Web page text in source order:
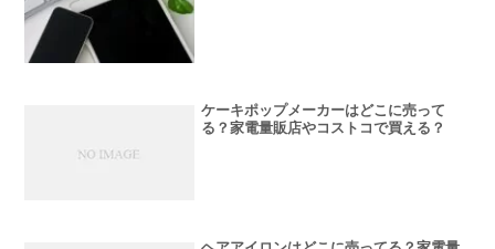
ケーキポップメーカーはどこに売って
る？家電量販店やコストコで買える？